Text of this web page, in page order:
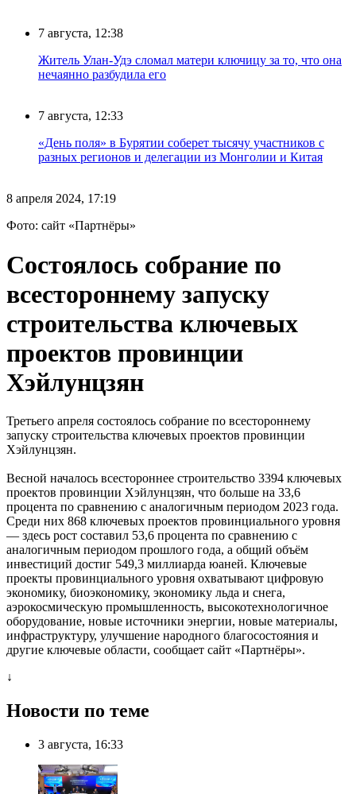
7 августа, 12:38
Житель Улан-Удэ сломал матери ключицу за то, что она
нечаянно разбудила его
7 августа, 12:33
«День поля» в Бурятии соберет тысячу участников с
разных регионов и делегации из Монголии и Китая
8 апреля 2024, 17:19
Фото: сайт «Партнёры»
Состоялось собрание по
всестороннему запуску
строительства ключевых
проектов провинции
Хэйлунцзян
Третьего апреля состоялось собрание по всестороннему
запуску строительства ключевых проектов провинции
Хэйлунцзян.
Весной началось всестороннее строительство 3394 ключевых
проектов провинции Хэйлунцзян, что больше на 33,6
процента по сравнению с аналогичным периодом 2023 года.
Среди них 868 ключевых проектов провинциального уровня
— здесь рост составил 53,6 процента по сравнению с
аналогичным периодом прошлого года, а общий объём
инвестиций достиг 549,3 миллиарда юаней. Ключевые
проекты провинциального уровня охватывают цифровую
экономику, биоэкономику, экономику льда и снега,
аэрокосмическую промышленность, высокотехнологичное
оборудование, новые источники энергии, новые материалы,
инфраструктуру, улучшение народного благосостояния и
другие ключевые области, сообщает сайт «Партнёры».
↓
Новости по теме
3 августа, 16:33